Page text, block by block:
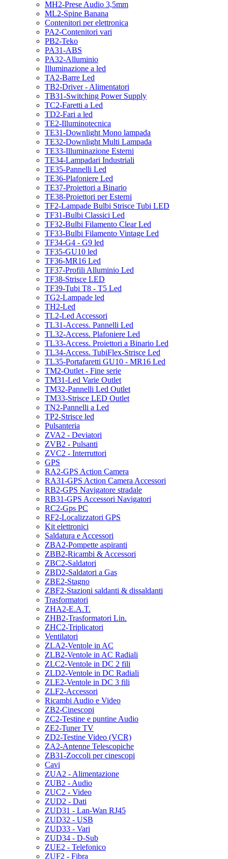
MH2-Prese Audio 3,5mm
ML2-Spine Banana
Contenitori per elettronica
PA2-Contenitori vari
PB2-Teko
PA31-ABS
PA32-Alluminio
Illuminazione a led
TA2-Barre Led
TB2-Driver - Alimentatori
TB31-Switching Power Supply
TC2-Faretti a Led
TD2-Fari a led
TE2-Illuminotecnica
TE31-Downlight Mono lampada
TE32-Downlight Multi Lampada
TE33-Illuminazione Esterni
TE34-Lampadari Industriali
TE35-Pannelli Led
TE36-Plafoniere Led
TE37-Proiettori a Binario
TE38-Proiettori per Esterni
TF2-Lampade Bulbi Strisce Tubi LED
TF31-Bulbi Classici Led
TF32-Bulbi Filamento Clear Led
TF33-Bulbi Filamento Vintage Led
TF34-G4 - G9 led
TF35-GU10 led
TF36-MR16 Led
TF37-Profili Alluminio Led
TF38-Strisce LED
TF39-Tubi T8 - T5 Led
TG2-Lampade led
TH2-Led
TL2-Led Accessori
TL31-Access. Pannelli Led
TL32-Access. Plafoniere Led
TL33-Access. Proiettori a Binario Led
TL34-Access. TubiFlex-Strisce Led
TL35-Portafaretti GU10 - MR16 Led
TM2-Outlet - Fine serie
TM31-Led Varie Outlet
TM32-Pannelli Led Outlet
TM33-Strisce LED Outlet
TN2-Pannelli a Led
TP2-Strisce led
Pulsanteria
ZVA2 - Deviatori
ZVB2 - Pulsanti
ZVC2 - Interruttori
GPS
RA2-GPS Action Camera
RA31-GPS Action Camera Accessori
RB2-GPS Navigatore stradale
RB31-GPS Accessori Navigatori
RC2-Gps PC
RF2-Localizzatori GPS
Kit elettronici
Saldatura e Accessori
ZBA2-Pompette aspiranti
ZBB2-Ricambi & Accessori
ZBC2-Saldatori
ZBD2-Saldatori a Gas
ZBE2-Stagno
ZBF2-Stazioni saldanti & dissaldanti
Trasformatori
ZHA2-E.A.T.
ZHB2-Trasformatori Lin.
ZHC2-Triplicatori
Ventilatori
ZLA2-Ventole in AC
ZLB2-Ventole in AC Radiali
ZLC2-Ventole in DC 2 fili
ZLD2-Ventole in DC Radiali
ZLE2-Ventole in DC 3 fili
ZLF2-Accessori
Ricambi Audio e Video
ZB2-Cinescopi
ZC2-Testine e puntine Audio
ZE2-Tuner TV
ZD2-Testine Video (VCR)
ZA2-Antenne Telescopiche
ZB31-Zoccoli per cinescopi
Cavi
ZUA2 - Alimentazione
ZUB2 - Audio
ZUC2 - Video
ZUD2 - Dati
ZUD31 - Lan-Wan RJ45
ZUD32 - USB
ZUD33 - Vari
ZUD34 - D-Sub
ZUE2 - Telefonico
ZUF2 - Fibra